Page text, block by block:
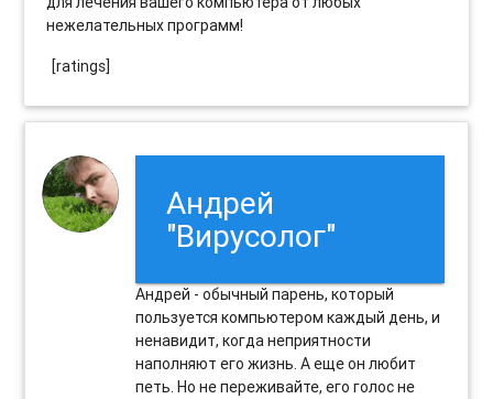
нежелательных программ!
[ratings]
Андрей
"Вирусолог"
Андрей - обычный парень, который
пользуется компьютером каждый день, и
ненавидит, когда неприятности
наполняют его жизнь. А еще он любит
петь. Но не переживайте, его голос не